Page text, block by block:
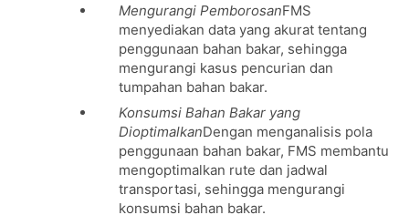
Mengurangi PemborosanFMS
menyediakan data yang akurat tentang
penggunaan bahan bakar, sehingga
mengurangi kasus pencurian dan
tumpahan bahan bakar.
Konsumsi Bahan Bakar yang
DioptimalkanDengan menganalisis pola
penggunaan bahan bakar, FMS membantu
mengoptimalkan rute dan jadwal
transportasi, sehingga mengurangi
konsumsi bahan bakar.